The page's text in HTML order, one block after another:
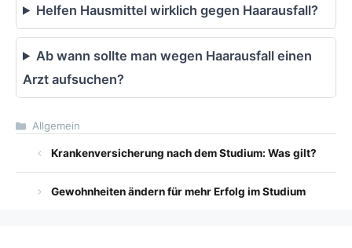
Helfen Hausmittel wirklich gegen Haarausfall?
Ab wann sollte man wegen Haarausfall einen
Arzt aufsuchen?
Kategorien
Allgemein
Krankenversicherung nach dem Studium: Was gilt?
Gewohnheiten ändern für mehr Erfolg im Studium